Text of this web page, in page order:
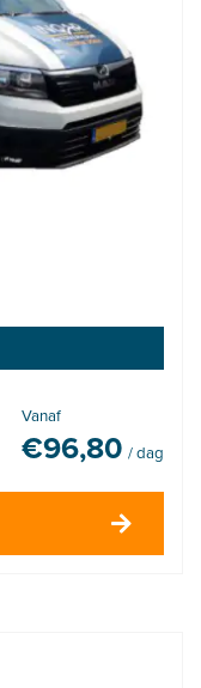
Vanaf
€96,80 / dag